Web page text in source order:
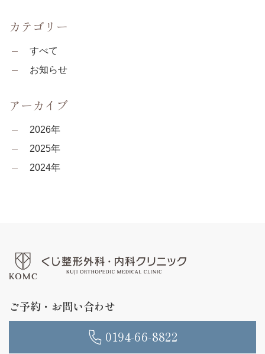
カテゴリー
すべて
お知らせ
アーカイブ
2026年
2025年
2024年
ご予約・お問い合わせ
0194-66-8822